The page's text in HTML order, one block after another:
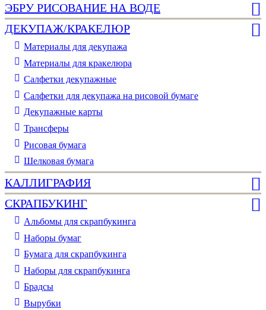
ЭБРУ РИСОВАНИЕ НА ВОДЕ
ДЕКУПАЖ/КРАКЕЛЮР
Материалы для декупажа
Материалы для кракелюра
Cалфетки декупажные
Салфетки для декупажа на рисовой бумаге
Декупажные карты
Трансферы
Рисовая бумага
Шелковая бумага
КАЛЛИГРАФИЯ
СКРАПБУКИНГ
Альбомы для скрапбукинга
Наборы бумаг
Бумага для скрапбукинга
Наборы для скрапбукинга
Брадсы
Вырубки